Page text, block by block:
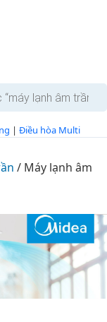
| Điều hòa Multi
/ Máy lạnh âm